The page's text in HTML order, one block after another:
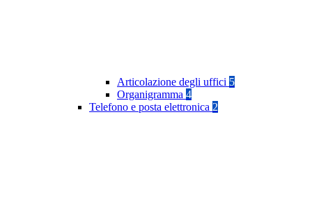
Articolazione degli uffici 5
Organigramma 4
Telefono e posta elettronica 2